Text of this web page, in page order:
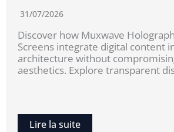
31/07/2026
Discover how Muxwave
Screens integrate digital content
architecture without
aesthetics. Explore transparent
Lire la suite